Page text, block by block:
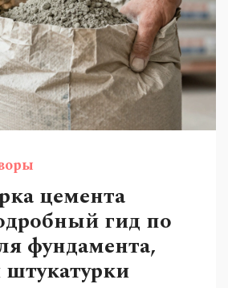
цемента
гид по
фундамента,